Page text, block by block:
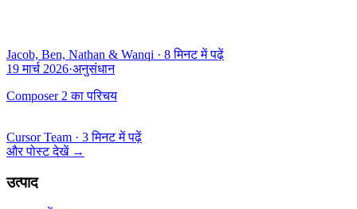
Jacob, Ben, Nathan & Wanqi · 8 मिनट में पढ़ें
19 मार्च 2026·अनुसंधान
Composer 2 का परिचय
Cursor Team · 3 मिनट में पढ़ें
और पोस्ट देखें→
उत्पाद